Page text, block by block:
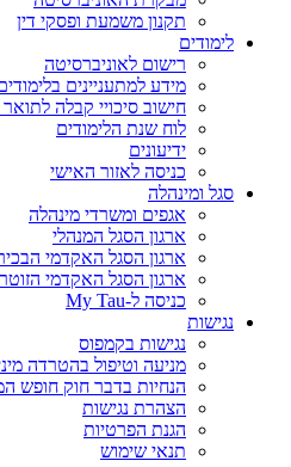
תקנון משמעת ופסקי דין
לימודים
רישום לאוניברסיטה
מידע למתעניינים
חישוב סיכויי קבלה
לוח שנת הלימודים
ידיעונים
כניסה לאזור האישי
סגל ומינהלה
אגפים ומשרדי מינהלה
ארגון הסגל המנהלי
ארגון הסגל האקדמי
ארגון הסגל האקדמי הזוטר
כניסה ל-My Tau
נגישות
נגישות בקמפוס
מניעה וטיפול בהטרדה
הנחיות בדבר חוק חופש
הצהרת נגישות
הגנת הפרטיות
תנאי שימוש